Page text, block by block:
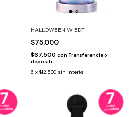
HALLOWEEN W EDT
$75.000
$67.500 con Transferencia o
depósito
6 x $12.500 sin interés